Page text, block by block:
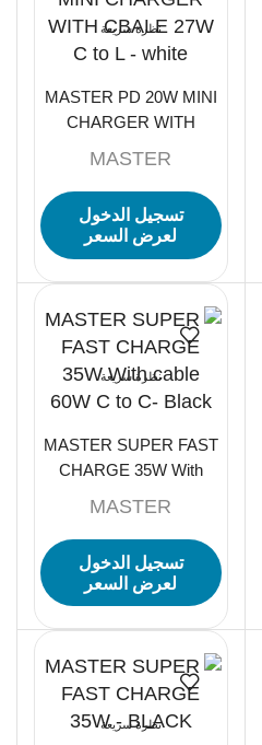
نظرة سريعة
MASTER PD 20W MINI
CHARGER WITH
CBALE 27W C to L –
MASTER
تسجيل الدخول
لعرض السعر
نظرة سريعة
MASTER SUPER FAST
CHARGE 35W With
MASTER
تسجيل الدخول
لعرض السعر
نظرة سريعة